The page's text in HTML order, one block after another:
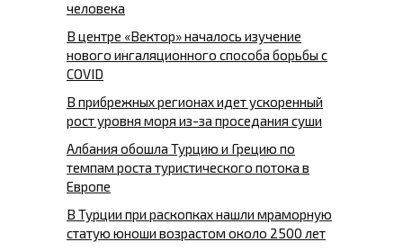
человека
В центре «Вектор» началось изучение
нового ингаляционного способа борьбы с
COVID
В прибрежных регионах идет ускоренный
рост уровня моря из-за проседания суши
Албания обошла Турцию и Грецию по
темпам роста туристического потока в
Европе
В Турции при раскопках нашли мраморную
статую юноши возрастом около 2500 лет